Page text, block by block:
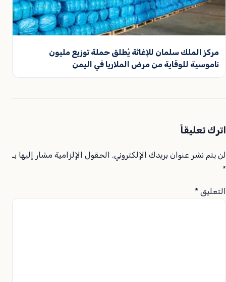
مركز الملك سلمان للإغاثة يُطلق حملة توزيع مليون
ناموسية للوقاية من مرض الملاريا في اليمن
اترك تعليقاً
لن يتم نشر عنوان بريدك الإلكتروني. الحقول الإلزامية مشار إليها بـ
*
التعليق *